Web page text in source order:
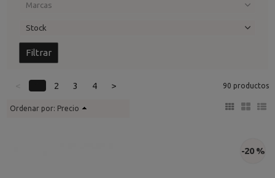
Marcas
Stock
2 3 4 > 90 productos
Ordenar por: Precio
-20 %